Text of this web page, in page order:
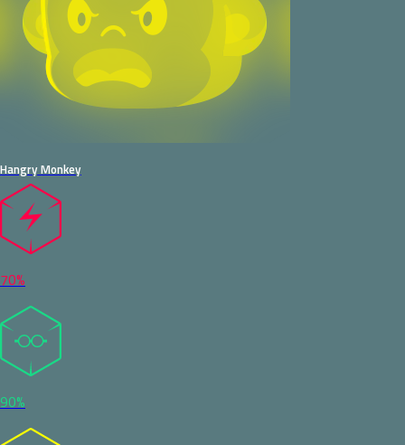
Hangry Monkey
70%
90%